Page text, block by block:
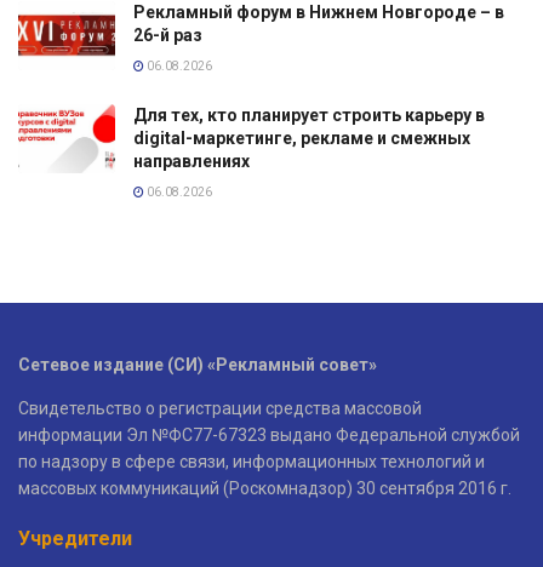
Рекламный форум в Нижнем Новгороде – в
26-й раз
06.08.2026
Для тех, кто планирует строить карьеру в
digital-маркетинге, рекламе и смежных
направлениях
06.08.2026
Сетевое издание (СИ) «Рекламный совет»
Свидетельство о регистрации средства массовой
информации Эл №ФС77-67323 выдано Федеральной службой
по надзору в сфере связи, информационных технологий и
массовых коммуникаций (Роскомнадзор) 30 сентября 2016 г.
Учредители